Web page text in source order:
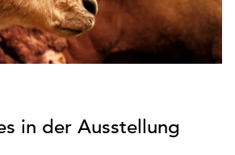
in der Ausstellung